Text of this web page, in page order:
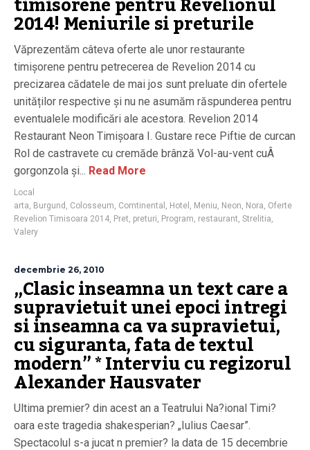
2014! Meniurile si preturile
Văprezentăm câteva oferte ale unor restaurante
timișorene pentru petrecerea de Revelion 2014 cu
precizarea cădatele de mai jos sunt preluate din ofertele
unităților respective și nu ne asumăm răspunderea pentru
eventualele modificări ale acestora. Revelion 2014
Restaurant Neon Timișoara I. Gustare rece Piftie de curcan
Rol de castravete cu cremăde brânză Vol-au-vent cuÂ
gorgonzola și... Read More
Local
arta, Burgund , Colosseum, Comtinental , Hotel , Meniu, Neon, Nora, Oferte
Revelion Timisoara 2014, Pret, preturi, Program, restaurant, Strelitia,
Valery
decembrie 26, 2010
„Clasic inseamna un text care a
supravietuit unei epoci intregi
si inseamna ca va supravietui,
cu siguranta, fata de textul
modern” * Interviu cu regizorul
Alexander Hausvater
Ultima premier? din acest an a Teatrului Na?ional Timi?
oara este tragedia shakesperian? „Iulius Caesar”.
Spectacolul s-a jucat n premier? la data de 15 decembrie